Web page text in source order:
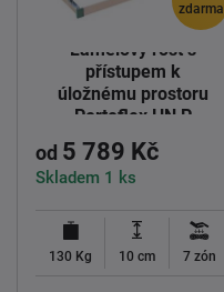
zdarma
Lamelový rošt s
přístupem k
úložnému prostoru
Portoflex HN P
od 5 789 Kč
Skladem 1 ks
130 Kg 10 cm 7 zón